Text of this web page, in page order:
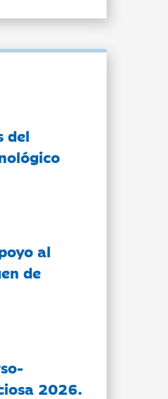
del
al
de
2026.